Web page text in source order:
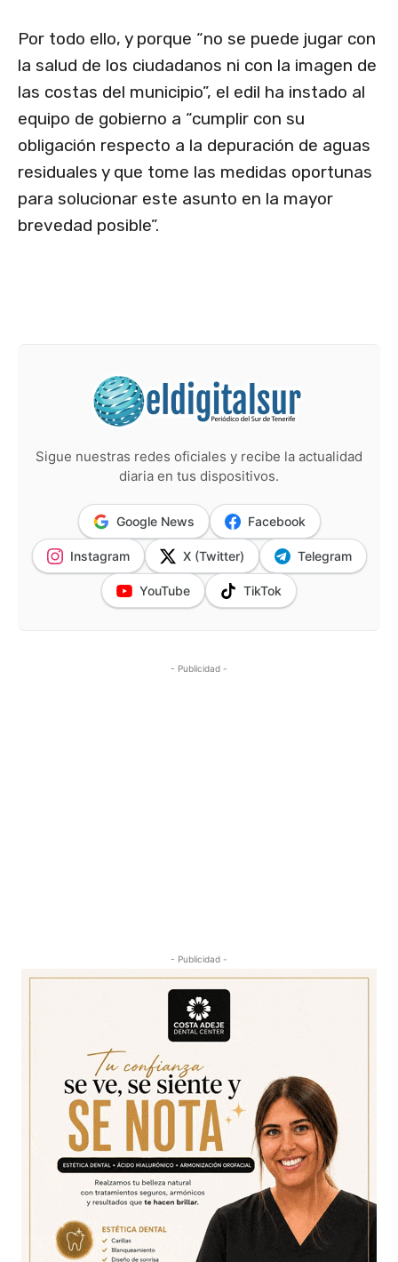
Por todo ello, y porque “no se puede jugar con
la salud de los ciudadanos ni con la imagen de
las costas del municipio”, el edil ha instado al
equipo de gobierno a “cumplir con su
obligación respecto a la depuración de aguas
residuales y que tome las medidas oportunas
para solucionar este asunto en la mayor
brevedad posible”.
Sigue nuestras redes oficiales y recibe la actualidad
diaria en tus dispositivos.
Google News Facebook
Instagram X (Twitter) Telegram
YouTube TikTok
- Publicidad -
- Publicidad -